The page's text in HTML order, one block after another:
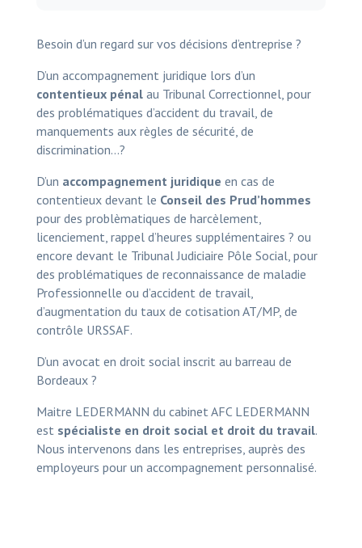
Besoin d’un regard sur vos décisions d’entreprise ?
D’un accompagnement juridique lors d’un
contentieux pénalau Tribunal Correctionnel, pour
des problématiques d’accident du travail, de
manquements aux règles de sécurité, de
discrimination…?
D’un accompagnement juridique en cas de
contentieux devant le Conseil des Prud’hommes
pour des problèmatiques de harcèlement,
licenciement, rappel d’heures supplémentaires ? ou
encore devant le Tribunal Judiciaire Pôle Social, pour
des problématiques de reconnaissance de maladie
Professionnelle ou d’accident de travail,
d’augmentation du taux de cotisation AT/MP, de
contrôle URSSAF.
D’un avocat en droit social inscrit au barreau de
Bordeaux ?
Maitre LEDERMANN du cabinet AFC LEDERMANN
est spécialiste en droit social et droit du travail.
Nous intervenons dans les entreprises, auprès des
employeurs pour un accompagnement personnalisé.